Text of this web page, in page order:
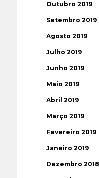
Outubro 2019
Setembro 2019
Agosto 2019
Julho 2019
Junho 2019
Maio 2019
Abril 2019
Março 2019
Fevereiro 2019
Janeiro 2019
Dezembro 2018